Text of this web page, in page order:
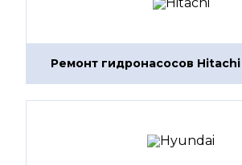
Ремонт гидронасосов Hitachi